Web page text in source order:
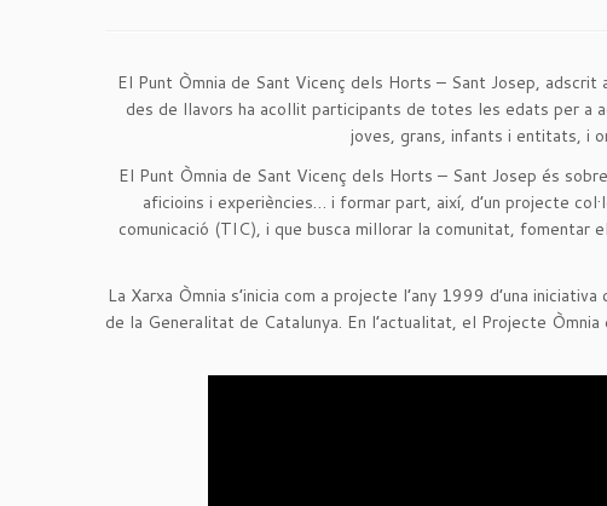
El Punt Òmnia de Sant Vicenç dels Horts – Sant Josep, adscrit
des de llavors ha acollit participants de totes les edats per a
joves, grans, infants i entitats, i
El Punt Òmnia de Sant Vicenç dels Horts – Sant Josep és
aficioins i experiències… i formar part, així, d’un projecte
comunicació (TIC), i que busca millorar la comunitat,
La Xarxa Òmnia s’inicia com a projecte l’any 1999 d’una
de la Generalitat de Catalunya. En l’actualitat, el Projecte